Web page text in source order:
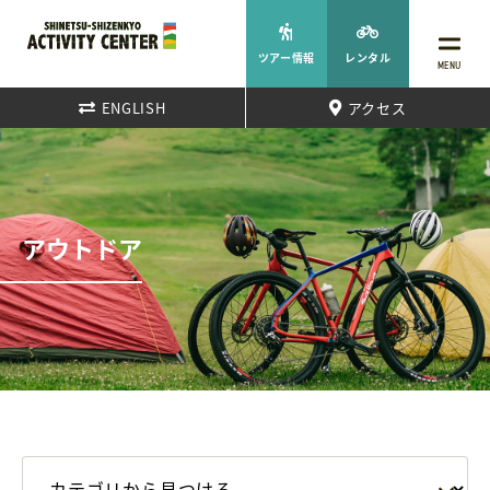
MENU
ツアー情報 レンタル
ENGLISH アクセス
アウトドア